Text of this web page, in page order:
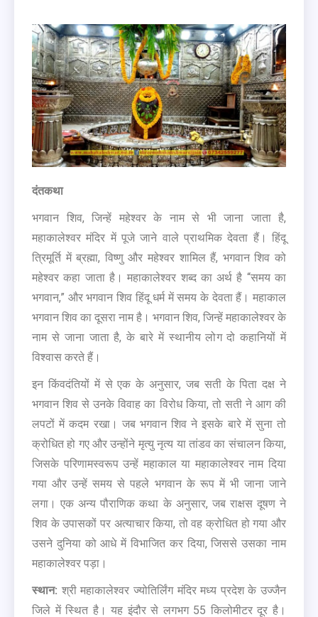
दंतकथा
भगवान शिव, जिन्हें महेश्वर के नाम से भी जाना जाता है,
महाकालेश्वर मंदिर में पूजे जाने वाले प्राथमिक देवता हैं। हिंदू
त्रिमूर्ति में ब्रह्मा, विष्णु और महेश्वर शामिल हैं, भगवान शिव को
महेश्वर कहा जाता है। महाकालेश्वर शब्द का अर्थ है “समय का
भगवान,” और भगवान शिव हिंदू धर्म में समय के देवता हैं। महाकाल
भगवान शिव का दूसरा नाम है। भगवान शिव, जिन्हें महाकालेश्वर के
नाम से जाना जाता है, के बारे में स्थानीय लोग दो कहानियों में
विश्वास करते हैं।
इन किंवदंतियों में से एक के अनुसार, जब सती के पिता दक्ष ने
भगवान शिव से उनके विवाह का विरोध किया, तो सती ने आग की
लपटों में कदम रखा। जब भगवान शिव ने इसके बारे में सुना तो
क्रोधित हो गए और उन्होंने मृत्यु नृत्य या तांडव का संचालन किया,
जिसके परिणामस्वरूप उन्हें महाकाल या महाकालेश्वर नाम दिया
गया और उन्हें समय से पहले भगवान के रूप में भी जाना जाने
लगा। एक अन्य पौराणिक कथा के अनुसार, जब राक्षस दूषण ने
शिव के उपासकों पर अत्याचार किया, तो वह क्रोधित हो गया और
उसने दुनिया को आधे में विभाजित कर दिया, जिससे उसका नाम
महाकालेश्वर पड़ा।
स्थान: श्री महाकालेश्वर ज्योतिर्लिंग मंदिर मध्य प्रदेश के उज्जैन
जिले में स्थित है। यह इंदौर से लगभग 55 किलोमीटर दूर है।